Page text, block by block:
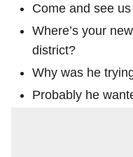
Come and see
Where’s your
district?
Why was he
Probably he